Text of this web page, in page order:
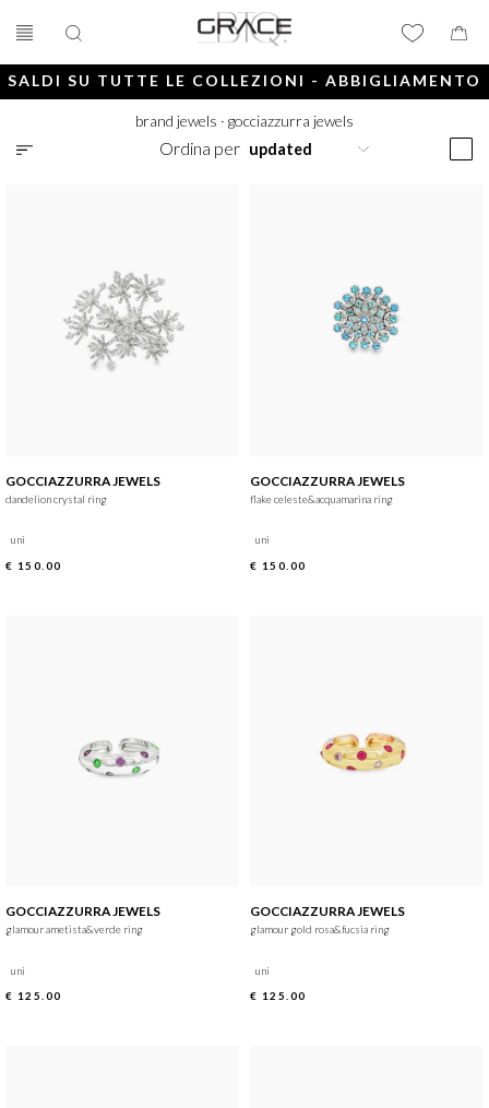
SALDI SU TUTTE LE COLLEZIONI - ABBIGLIAMENTO
E ACCESSORI
brand jewels · gocciazzurra jewels
Ordina per
GOCCIAZZURRA JEWELS
dandelion crystal ring
uni
€ 150.00
GOCCIAZZURRA JEWELS
flake celeste&acquamarina ring
uni
€ 150.00
GOCCIAZZURRA JEWELS
glamour ametista&verde ring
uni
€ 125.00
GOCCIAZZURRA JEWELS
glamour gold rosa&fucsia ring
uni
€ 125.00